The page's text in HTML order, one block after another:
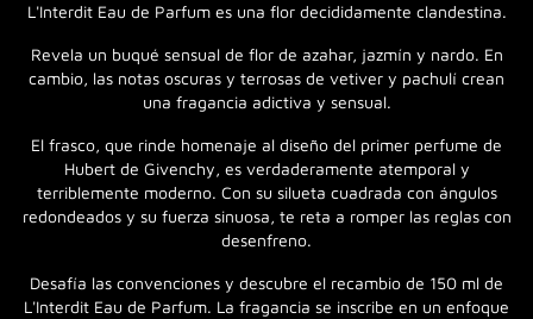
L'Interdit Eau de Parfum es una flor decididamente clandestina.
Revela un buqué sensual de flor de azahar, jazmín y nardo. En
cambio, las notas oscuras y terrosas de vetiver y pachulí crean
una fragancia adictiva y sensual.
El frasco, que rinde homenaje al diseño del primer perfume de
Hubert de Givenchy, es verdaderamente atemporal y
terriblemente moderno. Con su silueta cuadrada con ángulos
redondeados y su fuerza sinuosa, te reta a romper las reglas con
desenfreno.
Desafía las convenciones y descubre el recambio de 150 ml de
L'Interdit Eau de Parfum. La fragancia se inscribe en un enfoque